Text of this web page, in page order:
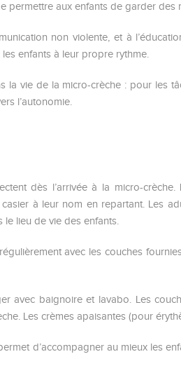
permettre aux enfants de garder des
non violente, et à
enfants à leur propre rythme.
la vie de la micro-crèche : pour les
l’autonomie.
dès l’arrivée à la micro-
à leur nom en repartant. Les
le lieu de vie des enfants.
avec les couches
avec baignoire et lavabo. Les
Les crèmes apaisantes (pour
d’accompagner au mieux les